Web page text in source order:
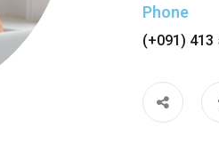
Phone
(+091) 413